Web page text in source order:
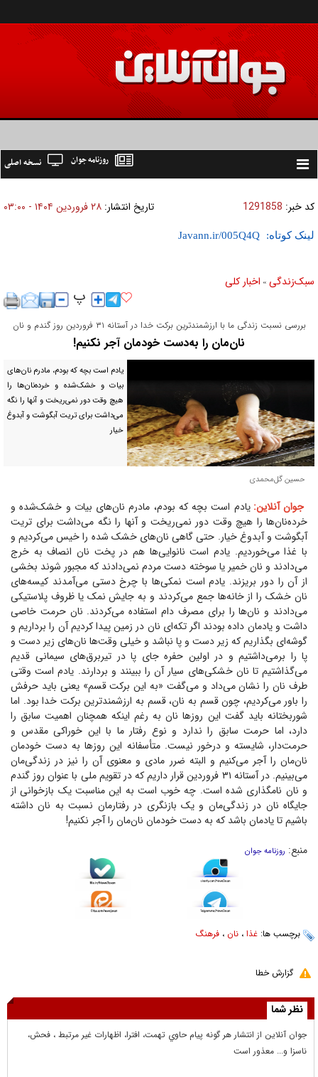
Toggle
نسخه اصلی روزنامه جوان
کد خبر: 1291858 تاریخ انتشار: ۲۸ فروردين ۱۴۰۴ - ۰۳:۰۰
لینک کوتاه:
سبک‌زندگی » اخبار کلی
بررسی نسبت زندگی ما با ارزشمندترین برکت خدا در آستانه ۳۱ فروردین روز گندم و نان
نان‌مان را به‌دست خودمان آجر نکنیم!
یادم است بچه که بودم، مادرم نان‌های
بیات و خشک‌شده و خرده‌نان‌ها را
هیچ وقت دور نمی‌ریخت و آنها را نگه
می‌داشت برای تریت آبگوشت و آبدوغ
خیار
حسین گل‌محمدی
جوان آنلاین: یادم است بچه که بودم، مادرم نان‌های بیات و خشک‌شده و
خرده‌نان‌ها را هیچ وقت دور نمی‌ریخت و آنها را نگه می‌داشت برای تریت
آبگوشت و آبدوغ خیار. حتی گاهی نان‌های خشک شده را خیس می‌کردیم و
با غذا می‌خوردیم. یادم است نانوایی‌ها هم در پخت نان انصاف به خرج
می‌دادند و نان خمیر یا سوخته دست مردم نمی‌دادند که مجبور شوند بخشی
از آن را دور بریزند. یادم است نمکی‌ها با چرخ دستی می‌آمدند کیسه‌های
نان خشک را از خانه‌ها جمع می‌کردند و به جایش نمک یا ظروف پلاستیکی
می‌دادند و نان‌ها را برای مصرف دام استفاده می‌کردند. نان حرمت خاصی
داشت و یادمان داده بودند اگر تکه‌ای نان در زمین پیدا کردیم آن را برداریم و
گوشه‌ای بگذاریم که زیر دست و پا نباشد و خیلی وقت‌ها نان‌های زیر دست و
پا را برمی‌داشتیم و در اولین حفره جای پا در تیربرق‌های سیمانی قدیم
می‌گذاشتیم تا نان خشکی‌های سیار آن را ببینند و بردارند. یادم است وقتی
طرف نان را نشان می‌داد و می‌گفت «به این برکت قسم» یعنی باید حرفش
را باور می‌کردیم، چون قسم به نان، قسم به ارزشمندترین برکت خدا بود. اما
شوربختانه باید گفت این روز‌ها نان به رغم اینکه همچنان اهمیت سابق را
دارد، اما حرمت سابق را ندارد و نوع رفتار ما با این خوراکی مقدس و
حرمت‌دار، شایسته و درخور نیست. متأسفانه این روز‌ها به دست خودمان
نان‌مان را آجر می‌کنیم و البته ضرر مادی و معنوی آن را نیز در زندگی‌مان
می‌بینیم. در آستانه ۳۱ فروردین قرار داریم که در تقویم ملی با عنوان روز گندم
و نان نامگذاری شده است. چه خوب است به این مناسبت یک بازخوانی از
جایگاه نان در زندگی‌مان و یک بازنگری در رفتارمان نسبت به نان داشته
باشیم تا یادمان باشد که به دست خودمان نان‌مان را آجر نکنیم!
منبع: روزنامه جوان
برچسب ها: غذا ، نان ، فرهنگ
گزارش خطا
نظر شما
جوان آنلاين از انتشار هر گونه پيام حاوي تهمت، افترا، اظهارات غير مرتبط ، فحش،
ناسزا و... معذور است